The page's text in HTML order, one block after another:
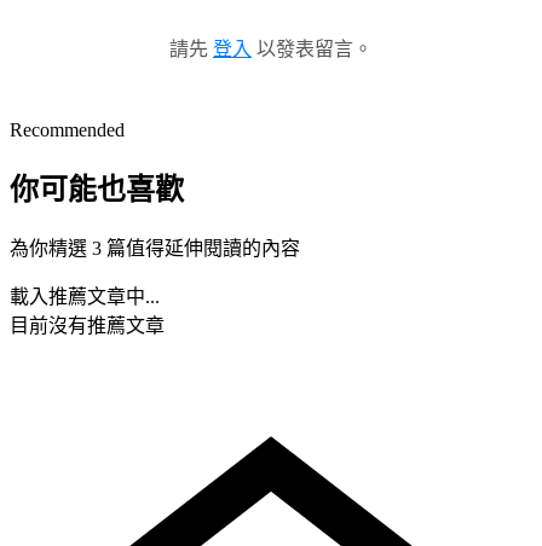
請先 登入 以發表留言。
Recommended
你可能也喜歡
為你精選 3 篇值得延伸閱讀的內容
載入推薦文章中...
目前沒有推薦文章